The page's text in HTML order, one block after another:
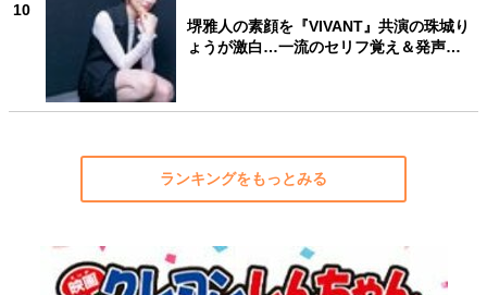
10
堺雅人の素顔を『VIVANT』共演の珠城り
ょうが激白…一流のセリフ覚え＆発声…
ランキングをもっとみる